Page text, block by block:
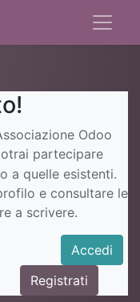
Odoo
partecipare
a quelle esistenti.
e consultare le
a scrivere.
Accedi
Registrati